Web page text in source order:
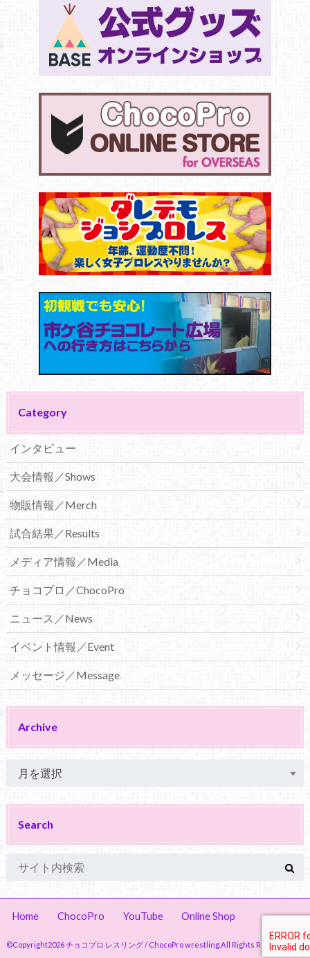
Category
インタビュー
大会情報／Shows
物販情報／Merch
試合結果／Results
メディア情報／Media
チョコプロ／ChocoPro
ニュース／News
イベント情報／Event
メッセージ／Message
Archive
Search
Home ChocoPro YouTube Online Shop
©Copyright2026チョコプロ レスリング / ChocoPro wrestling.All Rights Reserved.